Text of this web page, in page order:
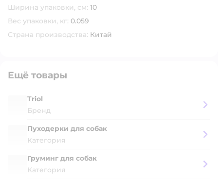
Ширина упаковки, см: 10
Вес упаковки, кг: 0.059
Страна производства: Китай
Ещё товары
Triol
Бренд
Пуходерки для собак
Категория
Груминг для собак
Категория